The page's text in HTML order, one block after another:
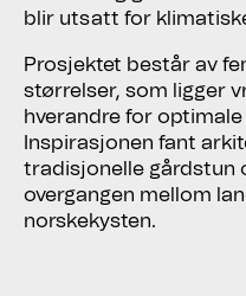
blir utsatt for
Prosjektet består av
størrelser, som ligger
hverandre for
Inspirasjonen fant
tradisjonelle gårdstun
overgangen mellom
norskekysten.